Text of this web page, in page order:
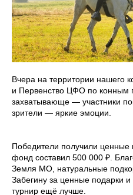
Вчера на территории нашего
и Первенство ЦФО по конным
захватывающе — участники
зрители — яркие эмоции.
Победители получили ценные
фонд составил 500 000 ₽.
Земля МО, натуральные
Забегину за ценные подарки
турнир ещё лучше.